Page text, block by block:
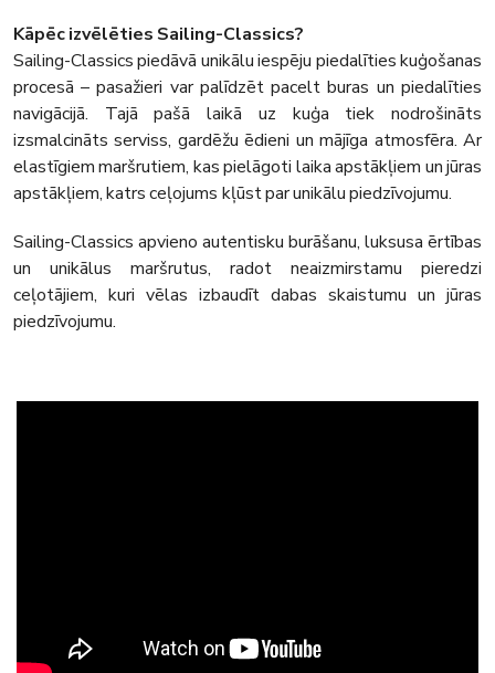
Kāpēc izvēlēties Sailing-Classics?
Sailing-Classics piedāvā unikālu iespēju piedalīties kuģošanas
procesā – pasažieri var palīdzēt pacelt buras un piedalīties
navigācijā. Tajā pašā laikā uz kuģa tiek nodrošināts
izsmalcināts serviss, gardēžu ēdieni un mājīga atmosfēra. Ar
elastīgiem maršrutiem, kas pielāgoti laika apstākļiem un jūras
apstākļiem, katrs ceļojums kļūst par unikālu piedzīvojumu.
Sailing-Classics apvieno autentisku burāšanu, luksusa ērtības
un unikālus maršrutus, radot neaizmirstamu pieredzi
ceļotājiem, kuri vēlas izbaudīt dabas skaistumu un jūras
piedzīvojumu.